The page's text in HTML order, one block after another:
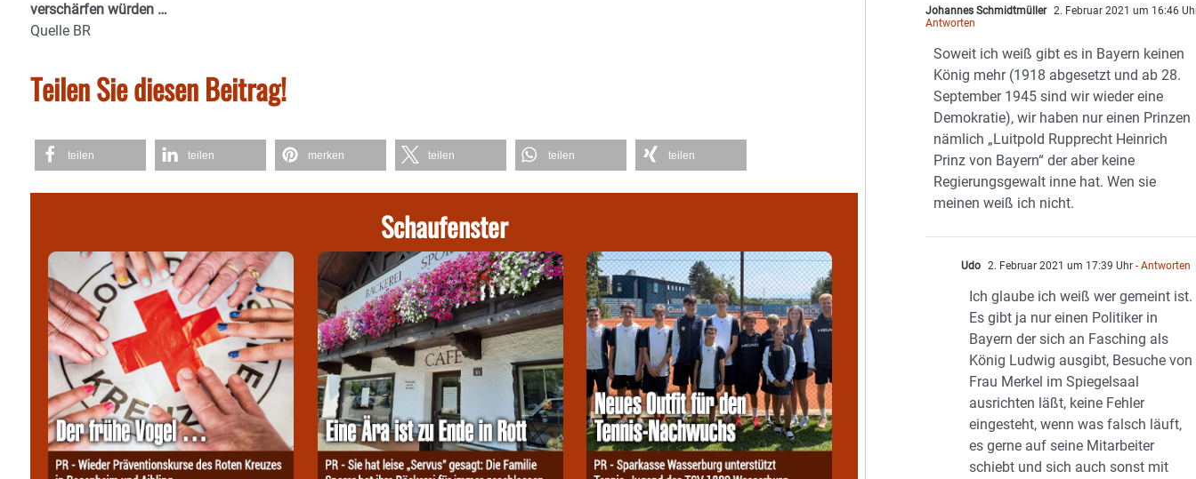
verschärfen würden …
Quelle BR
Teilen Sie diesen Beitrag!
teilen teilen merken teilen teilen teilen
Schaufenster
Johannes Schmidtmüller 2. Februar 2021 um 16:46
Antworten
Soweit ich weiß gibt es in Bayern keinen
König mehr (1918 abgesetzt und ab 28.
September 1945 sind wir wieder eine
Demokratie), wir haben nur einen Prinzen
nämlich „Luitpold Rupprecht Heinrich
Prinz von Bayern“ der aber keine
Regierungsgewalt inne hat. Wen sie
meinen weiß ich nicht.
Udo 2. Februar 2021 um 17:39 Uhr - Antworten
Ich glaube ich weiß wer gemeint ist.
Es gibt ja nur einen Politiker in
Bayern der sich an Fasching als
König Ludwig ausgibt, Besuche von
Frau Merkel im Spiegelsaal
ausrichten läßt, keine Fehler
eingesteht, wenn was falsch läuft,
es gerne auf seine Mitarbeiter
schiebt und sich auch sonst mit